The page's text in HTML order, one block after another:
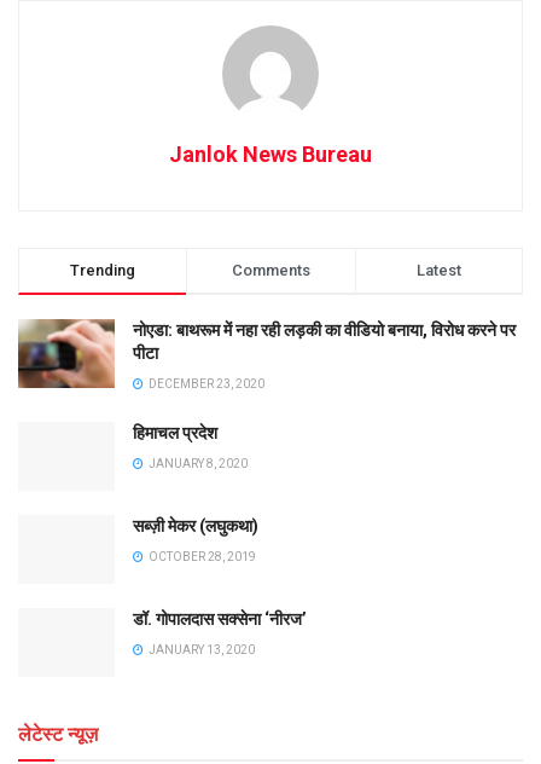
Janlok News Bureau
Trending Comments Latest
नोएडा: बाथरूम में नहा रही लड़की का वीडियो बनाया, विरोध करने पर
पीटा
DECEMBER 23, 2020
हिमाचल प्रदेश
JANUARY 8, 2020
सब्ज़ी मेकर (लघुकथा)
OCTOBER 28, 2019
डॉ. गोपालदास सक्सेना ‘नीरज’
JANUARY 13, 2020
लेटेस्ट न्यूज़